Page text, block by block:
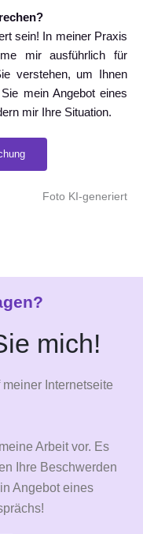
sein! In meiner Praxis
mir ausführlich für
verstehen, um Ihnen
mein Angebot eines
mir Ihre Situation.
Foto KI-generiert
mich!
Internetseite
Arbeit vor. Es
Ihre Beschwerden
Angebot eines